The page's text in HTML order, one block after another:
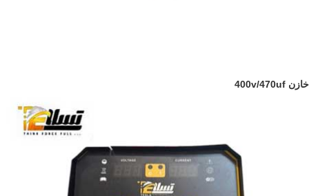
خازن 400v/470uf